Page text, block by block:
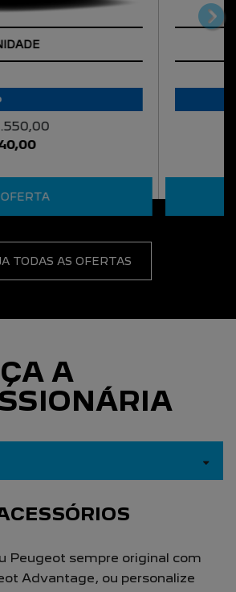
das 8h às 18h30.
18h
14h.
das 8h às 17h48.
sobre essa loja
VEICULOS LTDA